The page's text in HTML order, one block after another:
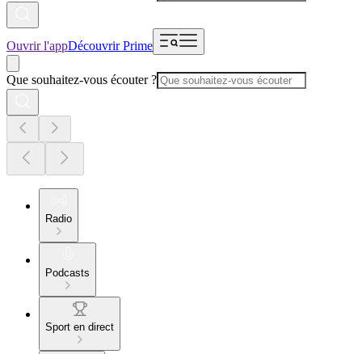
Ouvrir l'appDécouvrir Prime
Que souhaitez-vous écouter ?
Radio
Podcasts
Sport en direct